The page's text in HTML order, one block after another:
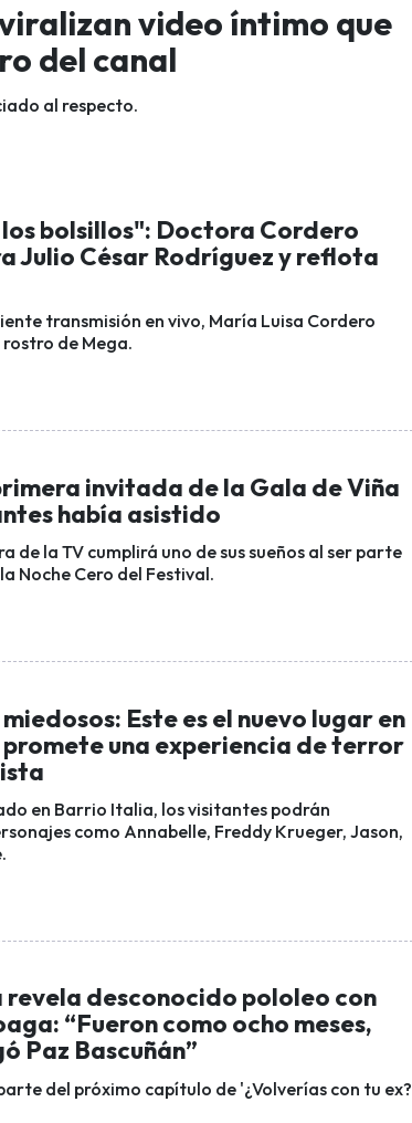
video íntimo que
del canal
al respecto.
los bolsillos": Doctora Cordero
Julio César Rodríguez y reflota
transmisión en vivo, María Luisa Cordero
de Mega.
invitada de la Gala de Viña
había asistido
de la TV cumplirá uno de sus sueños al ser parte
Noche Cero del Festival.
Este es el nuevo lugar en
una experiencia de terror
en Barrio Italia, los visitantes podrán
como Annabelle, Freddy Krueger, Jason,
desconocido pololeo con
“Fueron como ocho meses,
Paz Bascuñán”
del próximo capítulo de '¿Volverías con tu ex?